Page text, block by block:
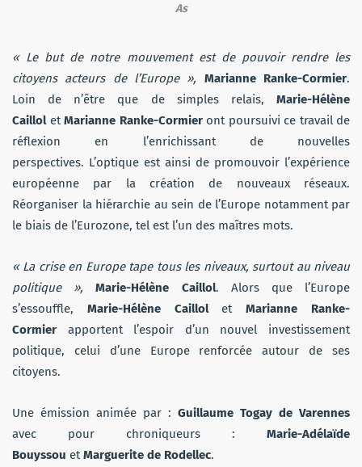
As
« Le but de notre mouvement est de pouvoir rendre les
citoyens acteurs de l’Europe »,
Marianne Ranke-Cormier.
Loin de n’être que de simples relais, Marie-Hélène
Caillol etMarianne Ranke-Cormier ont poursuivi ce travail de
réflexion en l’enrichissant de nouvelles
perspectives. L’optique est ainsi de promouvoir l’expérience
européenne par la création de nouveaux réseaux.
Réorganiser la hiérarchie au sein de l’Europe notamment par
le biais de l’Eurozone, tel est l’un des maîtres mots.
« La crise en Europe tape tous les niveaux, surtout au niveau
politique »,
Marie-Hélène Caillol. Alors que l’Europe
s’essouffle, Marie-Hélène Caillol etMarianne Ranke-
Cormier
apportent l’espoir d’un nouvel investissement
politique, celui d’une Europe renforcée autour de ses
citoyens.
Une émission animée par : Guillaume Togay de Varennes
avec pour chroniqueurs : Marie-Adélaïde
Bouyssou etMarguerite de Rodellec.